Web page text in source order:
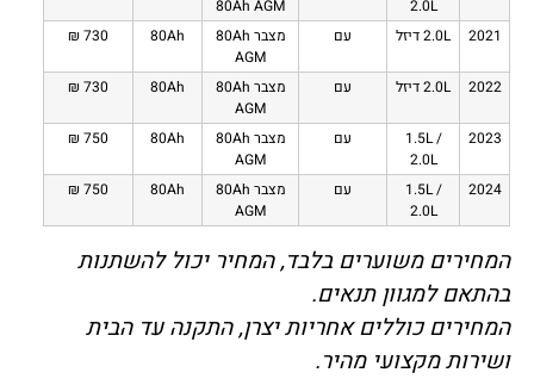
2.0L
80Ah AGM
2021 2.0L דיזל עם
מצבר 80Ah
AGM
80Ah
730 ₪
2022 2.0L דיזל עם
מצבר 80Ah
AGM
80Ah
730 ₪
2023
1.5L /
2.0L
עם
מצבר 80Ah
AGM
80Ah
750 ₪
2024
1.5L /
2.0L
עם
מצבר 80Ah
AGM
80Ah
750 ₪
המחירים משוערים בלבד, המחיר יכול להשתנות
בהתאם למגוון תנאים.
המחירים כוללים אחריות יצרן, התקנה עד הבית
ושירות מקצועי מהיר.